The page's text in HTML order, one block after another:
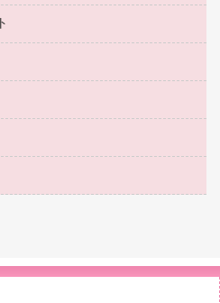
）
ー
飲料）
料・食添製品）